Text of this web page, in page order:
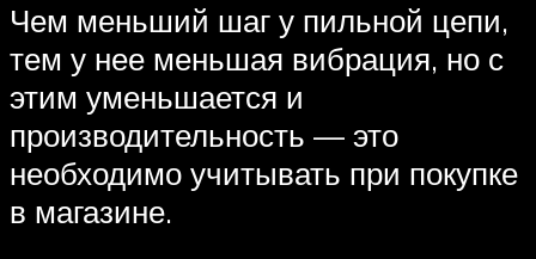
Чем меньший шаг у пильной цепи,
тем у нее меньшая вибрация, но с
этим уменьшается и
производительность — это
необходимо учитывать при покупке
в магазине.